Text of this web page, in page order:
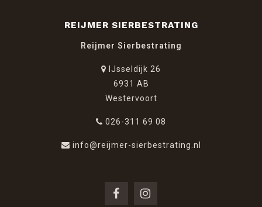
REIJMER SIERBESTRATING
Reijmer Sierbestrating
IJsseldijk 26
6931 AB
Westervoort
026-311 69 08
info@reijmer-sierbestrating.nl